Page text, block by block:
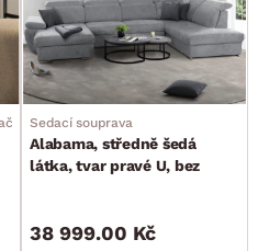
min. cm max. cm
min. max. cm
min. cm max.
Sedací souprava
Alabama, středně šedá
látka, tvar pravé U, bez
38 999.00 Kč